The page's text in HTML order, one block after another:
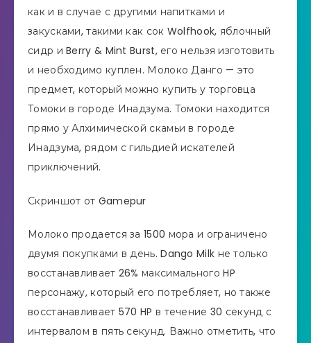
как и в случае с другими напитками и
закусками, такими как сок Wolfhook, яблочный
сидр и Berry & Mint Burst, его нельзя изготовить
и необходимо куплен. Молоко Данго — это
предмет, который можно купить у торговца
Томоки в городе Инадзума. Томоки находится
прямо у Алхимической скамьи в городе
Инадзума, рядом с гильдией искателей
приключений.
Скриншот от Gamepur
Молоко продается за 1500 мора и ограничено
двумя покупками в день. Dango Milk не только
восстанавливает 26% максимального HP
персонажу, который его потребляет, но также
восстанавливает 570 HP в течение 30 секунд с
интервалом в пять секунд. Важно отметить, что